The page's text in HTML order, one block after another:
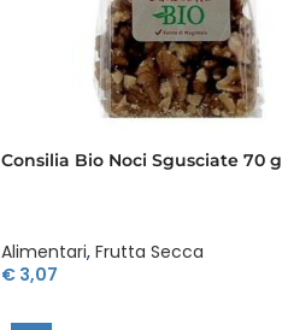
Consilia Bio Noci Sgusciate 70 g
Alimentari, Frutta Secca
€3,07